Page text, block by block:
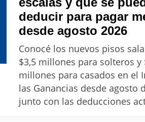
deducir para pagar
desde agosto 2026
los
Conocé los nuevos pisos
$3,5 millones para solteros y
millones para casados en el
las Ganancias desde agosto
junto con las deducciones